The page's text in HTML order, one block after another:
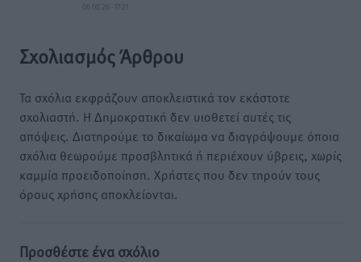
06.08.26 · 17:21
Σχολιασμός Άρθρου
Τα σχόλια εκφράζουν αποκλειστικά τον εκάστοτε
σχολιαστή. Η Δημοκρατική δεν υιοθετεί αυτές τις
απόψεις. Διατηρούμε το δικαίωμα να διαγράψουμε όποια
σχόλια θεωρούμε προσβλητικά ή περιέχουν ύβρεις, χωρίς
καμμία προειδοποίηση. Χρήστες που δεν τηρούν τους
όρους χρήσης αποκλείονται.
Προσθέστε ένα σχόλιο